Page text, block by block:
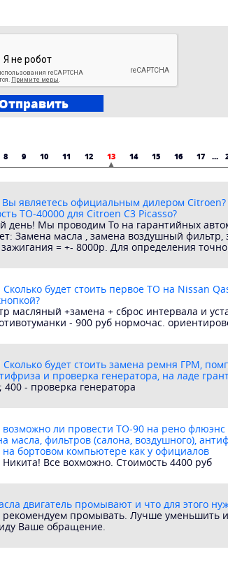
8 9 10 11 12 13 14 15 16 17 ...
являетесь официальным дилером
ТО-40000 для Citroen C3 Picasso?
день! Мы проводим То на гарантийных
Замена масла , замена воздушный
= +- 8000р. Для определения
Сколько будет стоить первое ТО на Nissan
масляный +замена + сброс интервала и
- 900 руб нормочас.
Сколько будет стоить замена ремня ГРМ,
и проверка генератора, на ладе
- проверка генератора
возможно ли провести ТО-90 на рено
масла, фильтров (салона, воздушного),
бортовом компьютере как у официалов
Никита! Все вохможно. Стоимость 4400 руб
двигатель промывают и что для этого
рекомендуем промывать. Лучше уменьшить
Ваше обращение.